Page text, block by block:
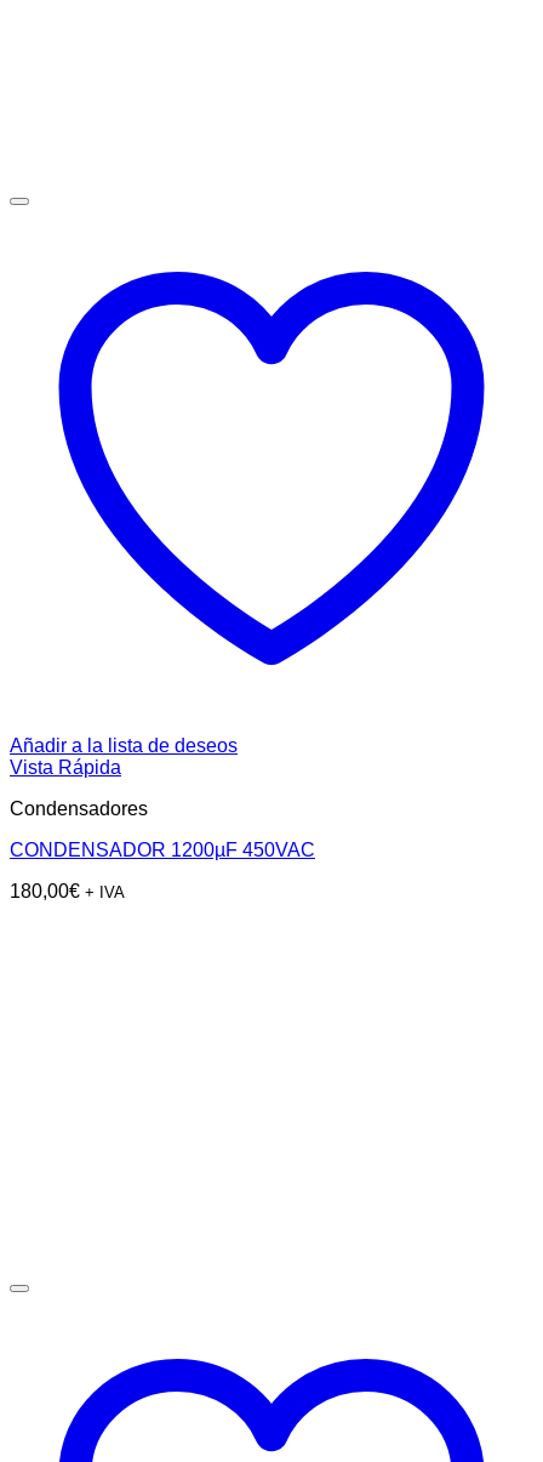
Añadir a la lista de deseos
Vista Rápida
Condensadores
CONDENSADOR 1200µF 450VAC
180,00€ + IVA